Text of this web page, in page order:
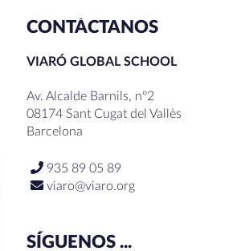
CONTÁCTANOS
VIARÓ GLOBAL SCHOOL
Av. Alcalde Barnils, nº2
08174 Sant Cugat del Vallès
Barcelona
935 89 05 89
viaro@viaro.org
SÍGUENOS ...